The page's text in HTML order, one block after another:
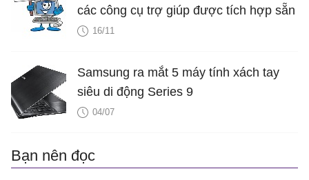
các công cụ trợ giúp được tích hợp sẵn
16/11
Samsung ra mắt 5 máy tính xách tay
siêu di động Series 9
04/07
Bạn nên đọc